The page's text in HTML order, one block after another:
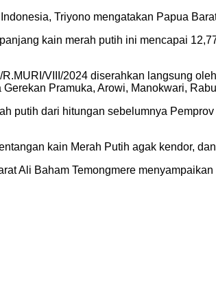
Triyono mengatakan Papua
kain merah putih ini mencapai
VIII/2024 diserahkan langsung
Pramuka, Arowi, Manokwari,
putih dari hitungan sebelumnya
kain Merah Putih agak kendor,
Ali Baham Temongmere